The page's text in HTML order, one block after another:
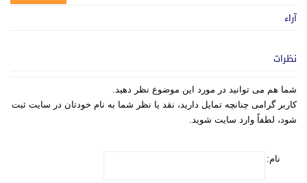
آراء
نظرات
شما هم می توانید در مورد این موضوع نظر دهید.
کاربر گرامی چنانچه تمایل دارید، نقد یا نظر شما به نام خودتان در سایت ثبت
شود، لطفاً وارد سایت شوید.
نام: